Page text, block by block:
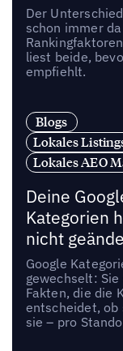
Der
schon immer
liest beide,
empfiehlt.
Blogs
Lokales
Lokales AEO
Deine
Kategorien
nicht
Google
gewechselt:
Fakten, die die
entscheidet, ob
sie – pro